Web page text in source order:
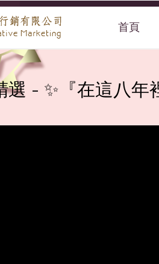
首頁
選 - ✨『在這八